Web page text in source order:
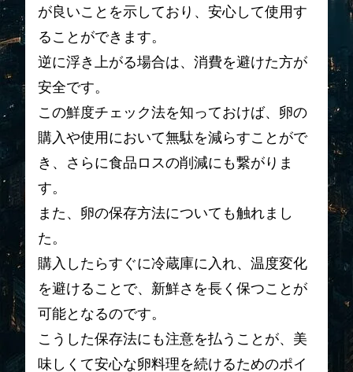
が良いことを示しており、安心して使用す
ることができます。
逆に浮き上がる場合は、消費を避けた方が
安全です。
この鮮度チェック法を知っておけば、卵の
購入や使用において無駄を減らすことがで
き、さらに食品ロスの削減にも繋がりま
す。
また、卵の保存方法についても触れまし
た。
購入したらすぐに冷蔵庫に入れ、温度変化
を避けることで、新鮮さを長く保つことが
可能となるのです。
こうした保存法にも注意を払うことが、美
味しくて安心な卵料理を続けるためのポイ